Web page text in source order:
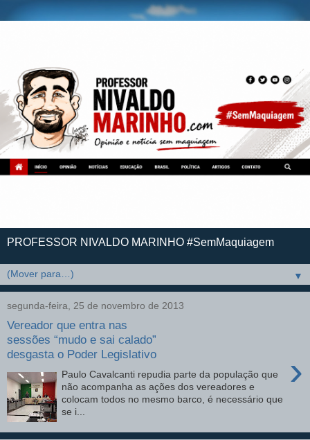
PROFESSOR NIVALDO MARINHO #SemMaquiagem
▼
segunda-feira, 25 de novembro de 2013
Vereador que entra nas
sessões “mudo e sai calado”
desgasta o Poder Legislativo
›
Paulo Cavalcanti repudia parte da população que
não acompanha as ações dos vereadores e
colocam todos no mesmo barco, é necessário que
se i...